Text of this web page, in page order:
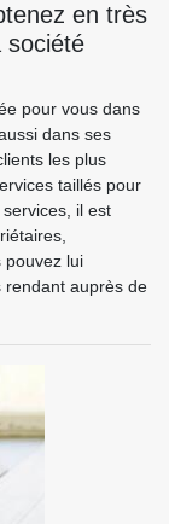
en très
société
pour vous dans
dans ses
les plus
taillés pour
il est
pouvez lui
rendant auprès de